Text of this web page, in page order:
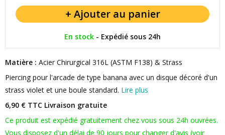
En stock - Expédié sous 24h
Matière : Acier Chirurgical 316L (ASTM F138) & Strass
Piercing pour l'arcade de type banana avec un disque décoré d'un
strass violet et une boule standard. Lire plus
6,90 € TTC Livraison gratuite
Ce produit est expédié gratuitement chez vous sous 24h ouvrées.
Vous disposez d'un délai de 90 jours pour changer d'avis (voir